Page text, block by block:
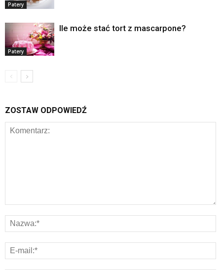
Patery
Patery
Ile może stać tort z mascarpone?
ZOSTAW ODPOWIEDŹ